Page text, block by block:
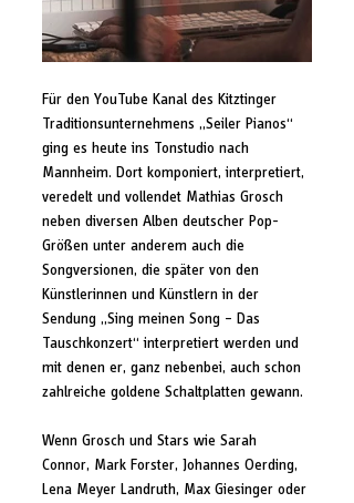
Für den YouTube Kanal des Kitztinger
Traditionsunternehmens „Seiler Pianos“
ging es heute ins Tonstudio nach
Mannheim. Dort komponiert, interpretiert,
veredelt und vollendet Mathias Grosch
neben diversen Alben deutscher Pop-
Größen unter anderem auch die
Songversionen, die später von den
Künstlerinnen und Künstlern in der
Sendung „Sing meinen Song – Das
Tauschkonzert“ interpretiert werden und
mit denen er, ganz nebenbei, auch schon
zahlreiche goldene Schaltplatten gewann.
Wenn Grosch und Stars wie Sarah
Connor, Mark Forster, Johannes Oerding,
Lena Meyer Landruth, Max Giesinger oder